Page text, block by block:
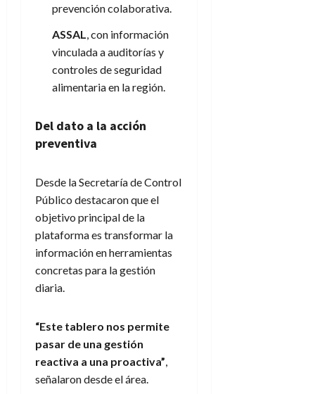
prevención colaborativa.
ASSAL, con información
vinculada a auditorías y
controles de seguridad
alimentaria en la región.
Del dato a la acción
preventiva
Desde la Secretaría de Control
Público destacaron que el
objetivo principal de la
plataforma es transformar la
información en herramientas
concretas para la gestión
diaria.
“Este tablero nos permite
pasar de una gestión
reactiva a una proactiva”,
señalaron desde el área.